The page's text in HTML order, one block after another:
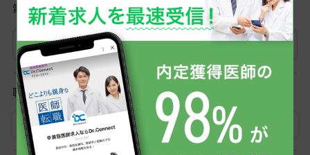
電話番号
職種
医師 初期研修医